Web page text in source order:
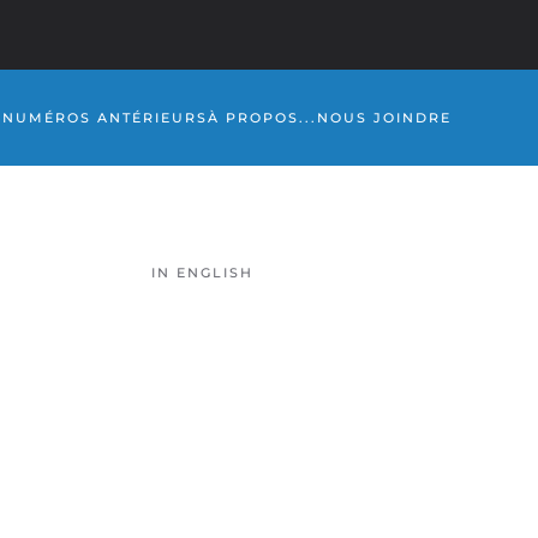
NUMÉROS ANTÉRIEURSÀ PROPOS... NOUS JOINDRE
IN ENGLISH